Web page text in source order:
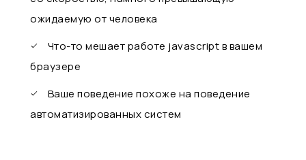
ожидаемую от человека
Что-то мешает работе javascript в вашем
браузере
Ваше поведение похоже на поведение
автоматизированных систем